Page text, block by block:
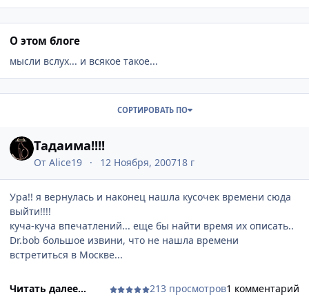
О этом блоге
мысли вслух... и всякое такое...
СОРТИРОВАТЬ ПО
Тадаима!!!!
От Alice19 12 Ноября, 200718 г
Ура!! я вернулась и наконец нашла кусочек времени сюда
выйти!!!!
куча-куча впечатлений... еще бы найти время их описать..
Dr.bob большое извини, что не нашла времени
встретиться в Москве...
Читать далее... 213 просмотров1 комментарий